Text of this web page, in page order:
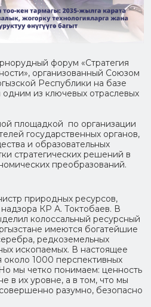
форум «Стратегия
организованный Союзом
Республики на базе
из ключевых отраслевых
площадкой по организации
государственных органов,
и образовательных
стратегических решений в
преобразований.
природных ресурсов,
КР А. Токтобаев. В
колоссальный ресурсный
имеются богатейшие
редкоземельных
ископаемых. В настоящее
около 1000 перспективных
мы четко понимаем: ценность
в их уровне, а в том, что мы
разумно, безопасно